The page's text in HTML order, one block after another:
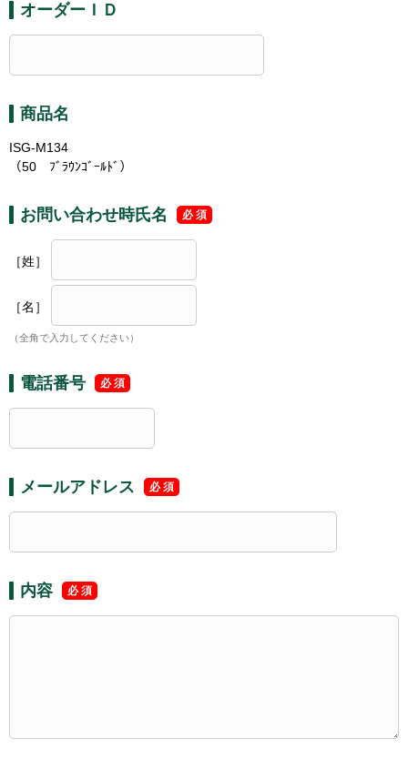
オーダーＩＤ
商品名
ISG-M134
（50 ﾌﾞﾗｳﾝｺﾞｰﾙﾄﾞ）
お問い合わせ時氏名
［姓］
［名］
（全角で入力してください）
電話番号
メールアドレス
内容